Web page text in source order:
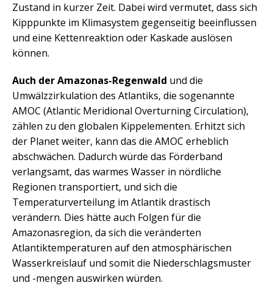
Zustand in kurzer Zeit. Dabei wird vermutet, dass sich
Kipppunkte im Klimasystem gegenseitig beeinflussen
und eine Kettenreaktion oder Kaskade auslösen
können.
Auch der Amazonas-Regenwald und die
Umwälzzirkulation des Atlantiks, die sogenannte
AMOC (Atlantic Meridional Overturning Circulation),
zählen zu den globalen Kippelementen. Erhitzt sich
der Planet weiter, kann das die AMOC erheblich
abschwächen. Dadurch würde das Förderband
verlangsamt, das warmes Wasser in nördliche
Regionen transportiert, und sich die
Temperaturverteilung im Atlantik drastisch
verändern. Dies hätte auch Folgen für die
Amazonasregion, da sich die veränderten
Atlantiktemperaturen auf den atmosphärischen
Wasserkreislauf und somit die Niederschlagsmuster
und -mengen auswirken würden.